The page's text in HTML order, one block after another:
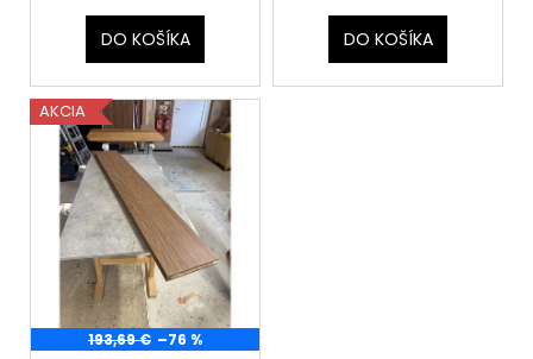
DO KOŠÍKA DO KOŠÍKA
AKCIA
193,69 € –76 %